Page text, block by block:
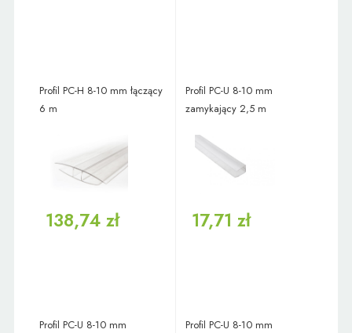
Profil PC-H 8-10 mm łączący
6 m
138,74 zł
Profil PC-U 8-10 mm
zamykający 2,5 m
17,71 zł
Profil PC-U 8-10 mm
Profil PC-U 8-10 mm